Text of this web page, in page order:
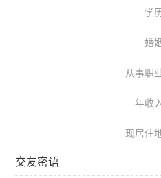
学
婚
从事职
年收
现居住
交友密语